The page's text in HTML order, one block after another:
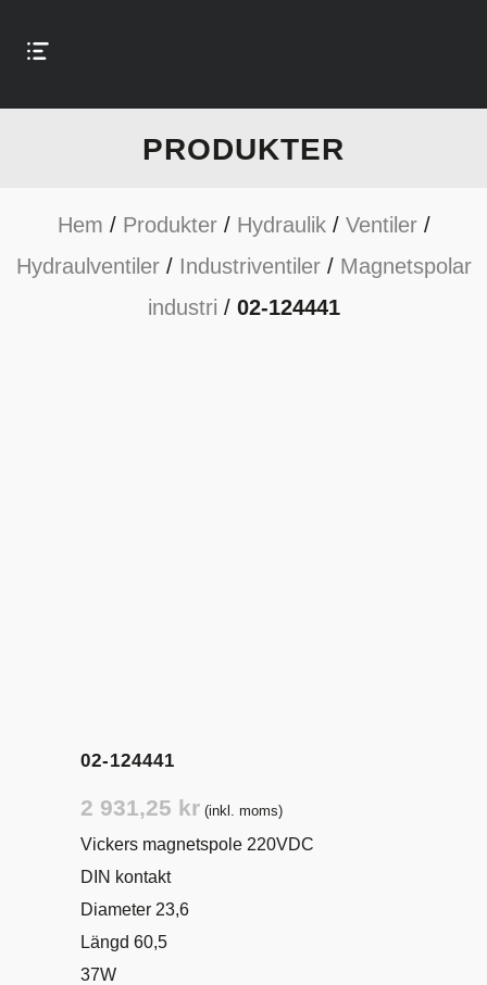
PRODUKTER
Hem / Produkter/ Hydraulik/ Ventiler/
Hydraulventiler/ Industriventiler/ Magnetspolar
industri / 02-124441
02-124441
2 931,25 kr (inkl. moms)
Vickers magnetspole 220VDC
DIN kontakt
Diameter 23,6
Längd 60,5
37W